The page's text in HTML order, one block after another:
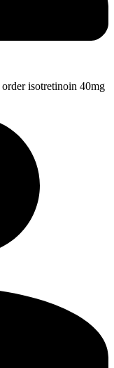
order isotretinoin 40mg